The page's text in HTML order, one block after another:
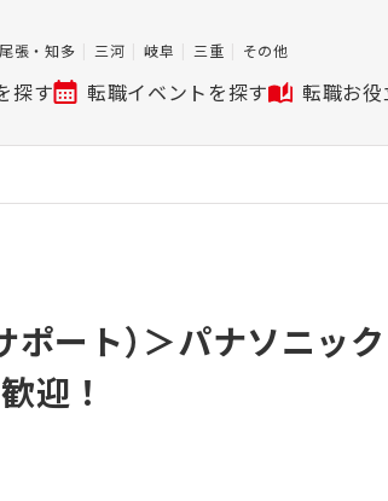
尾張・知多 三河 岐阜 三重 その他
探す 転職イベントを探す 転職お役
ポート）＞パナソニ
迎！